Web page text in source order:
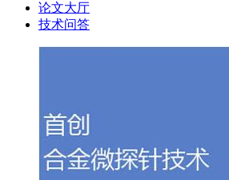
论文大厅
技术问答